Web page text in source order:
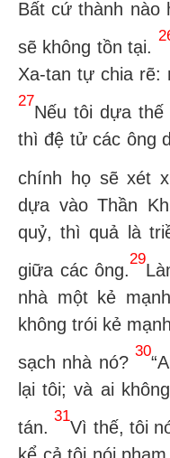
Bất cứ thành nào
sẽ không tồn tại.
Xa-tan tự chia rẽ:
27
Nếu tôi dựa thế
thì đệ tử các ông
chính họ sẽ xét
dựa vào Thần
quỷ, thì quả là
giữa các ông.
29
nhà một kẻ
không trói kẻ
sạch nhà nó?
30
lại tôi; và ai
tán.
31
Vì thế, tôi